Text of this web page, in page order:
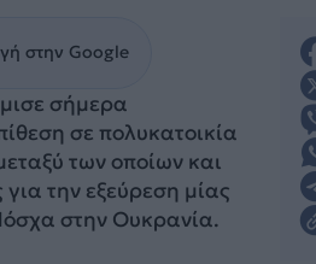
στην Google
σήμερα
σε πολυκατοικία
των οποίων και
για την εξεύρεση μίας
στην Ουκρανία.